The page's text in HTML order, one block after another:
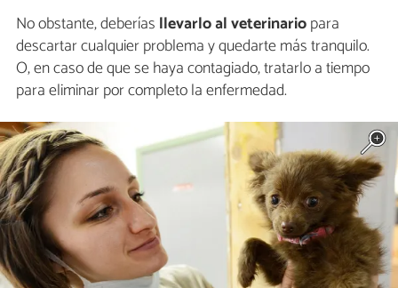
No obstante, deberías llevarlo al veterinariopara
descartar cualquier problema y quedarte más tranquilo.
O, en caso de que se haya contagiado, tratarlo a tiempo
para eliminar por completo la enfermedad.